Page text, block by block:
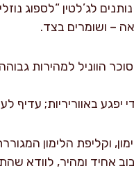
למהירות גבוהה עד
באווריריות; עדיף
וקליפת הלימון
אחיד ומהיר, לוודא